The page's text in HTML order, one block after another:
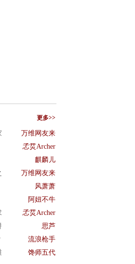
更多>>
万维网友来
孞烎Archer
麒麟儿
万维网友来
风萧萧
阿妞不牛
孞烎Archer
思芦
流浪枪手
馋师五代